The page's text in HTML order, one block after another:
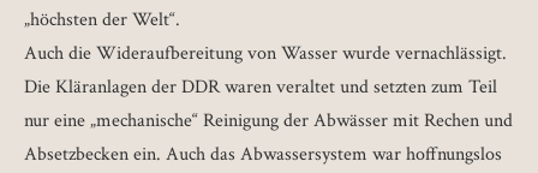
„höchsten der Welt“.
Auch die Wideraufbereitung von Wasser wurde vernachlässigt.
Die Kläranlagen der DDR waren veraltet und setzten zum Teil
nur eine „mechanische“ Reinigung der Abwässer mit Rechen und
Absetzbecken ein. Auch das Abwassersystem war hoffnungslos